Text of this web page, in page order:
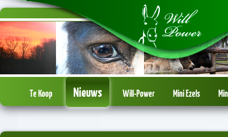
Te Koop Nieuws Will-Power Mini Ezels